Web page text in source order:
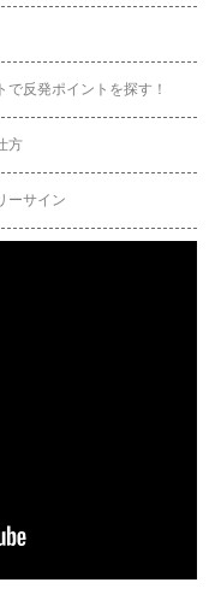
で反発ポイントを探す！
方
ーサイン